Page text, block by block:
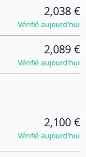
2,038 €
Vérifié aujourd'hui
2,089 €
Vérifié aujourd'hui
2,100 €
Vérifié aujourd'hui